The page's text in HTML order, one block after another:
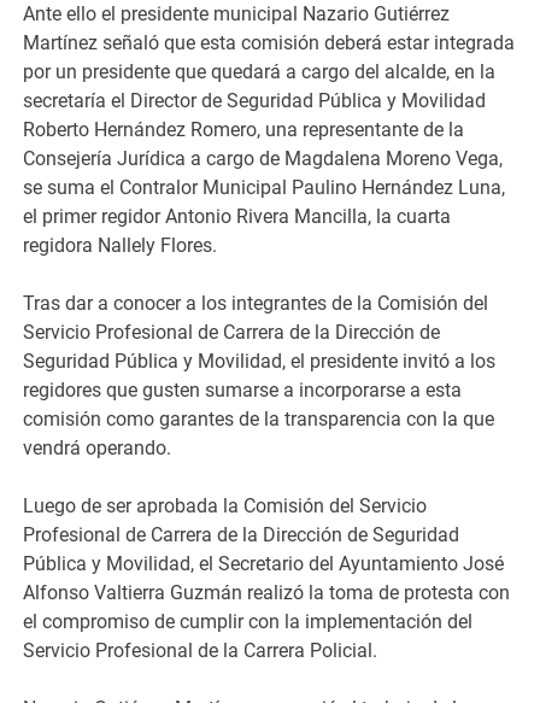
Ante ello el presidente municipal Nazario Gutiérrez
Martínez señaló que esta comisión deberá estar integrada
por un presidente que quedará a cargo del alcalde, en la
secretaría el Director de Seguridad Pública y Movilidad
Roberto Hernández Romero, una representante de la
Consejería Jurídica a cargo de Magdalena Moreno Vega,
se suma el Contralor Municipal Paulino Hernández Luna,
el primer regidor Antonio Rivera Mancilla, la cuarta
regidora Nallely Flores.
Tras dar a conocer a los integrantes de la Comisión del
Servicio Profesional de Carrera de la Dirección de
Seguridad Pública y Movilidad, el presidente invitó a los
regidores que gusten sumarse a incorporarse a esta
comisión como garantes de la transparencia con la que
vendrá operando.
Luego de ser aprobada la Comisión del Servicio
Profesional de Carrera de la Dirección de Seguridad
Pública y Movilidad, el Secretario del Ayuntamiento José
Alfonso Valtierra Guzmán realizó la toma de protesta con
el compromiso de cumplir con la implementación del
Servicio Profesional de la Carrera Policial.